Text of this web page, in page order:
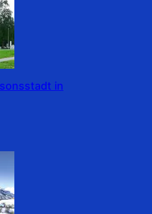
in